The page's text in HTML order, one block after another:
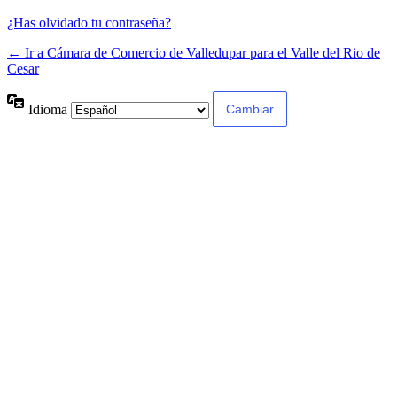
¿Has olvidado tu contraseña?
← Ir a Cámara de Comercio de Valledupar para el Valle del Rio de
Cesar
Idioma